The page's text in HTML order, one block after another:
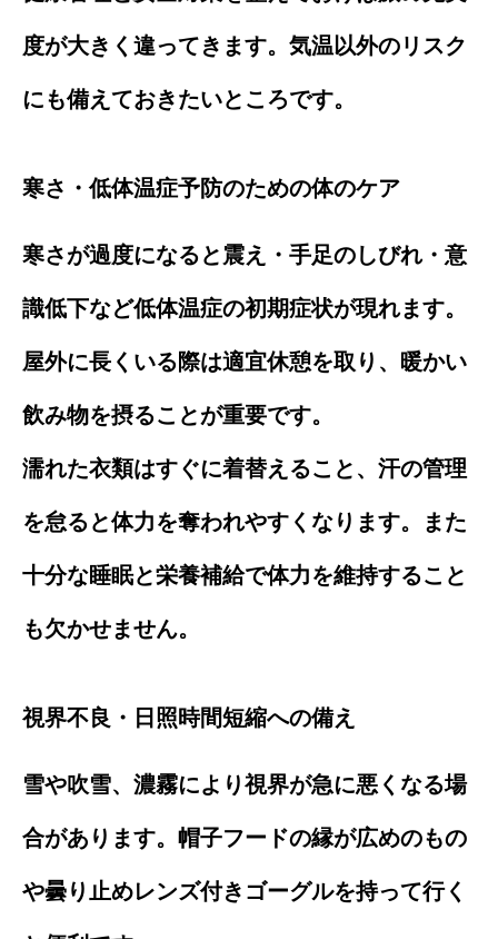
度が大きく違ってきます。気温以外のリスク
にも備えておきたいところです。
寒さ・低体温症予防のための体のケア
寒さが過度になると震え・手足のしびれ・意
識低下など低体温症の初期症状が現れます。
屋外に長くいる際は適宜休憩を取り、暖かい
飲み物を摂ることが重要です。
濡れた衣類はすぐに着替えること、汗の管理
を怠ると体力を奪われやすくなります。また
十分な睡眠と栄養補給で体力を維持すること
も欠かせません。
視界不良・日照時間短縮への備え
雪や吹雪、濃霧により視界が急に悪くなる場
合があります。帽子フードの縁が広めのもの
や曇り止めレンズ付きゴーグルを持って行く